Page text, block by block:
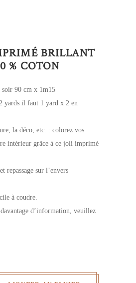
BRILLANT
% COTON
soir 90 cm x 1m15
yards il faut 1 yard x 2 en
la déco, etc. : colorez vos
intérieur grâce à ce joli imprimé
repassage sur l’envers
à coudre.
d’information, veuillez